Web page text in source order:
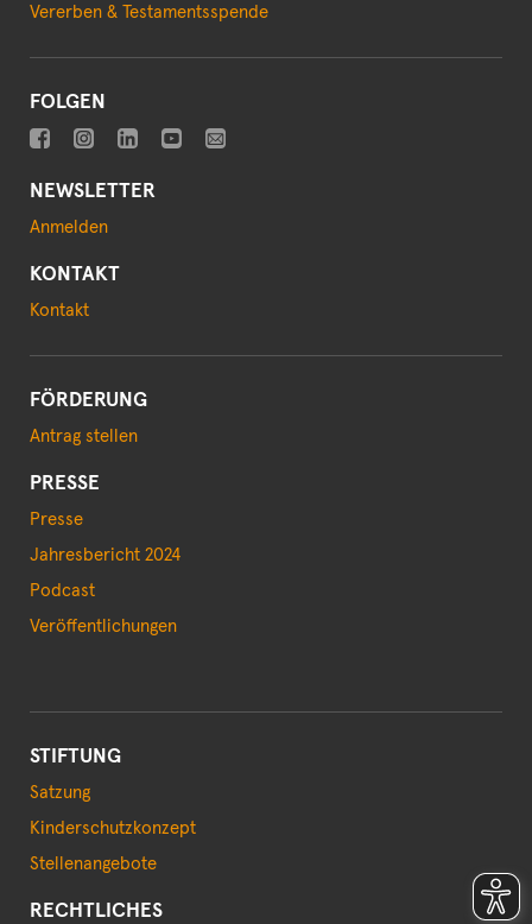
Vererben & Testamentsspende
FOLGEN
NEWSLETTER
Anmelden
KONTAKT
Kontakt
FÖRDERUNG
Antrag stellen
PRESSE
Presse
Jahresbericht 2024
Podcast
Veröffentlichungen
STIFTUNG
Satzung
Kinderschutzkonzept
Stellenangebote
RECHTLICHES